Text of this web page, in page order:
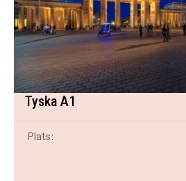
Tyska A1
Plats: